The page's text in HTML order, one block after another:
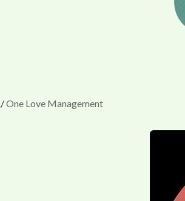
/One Love Management